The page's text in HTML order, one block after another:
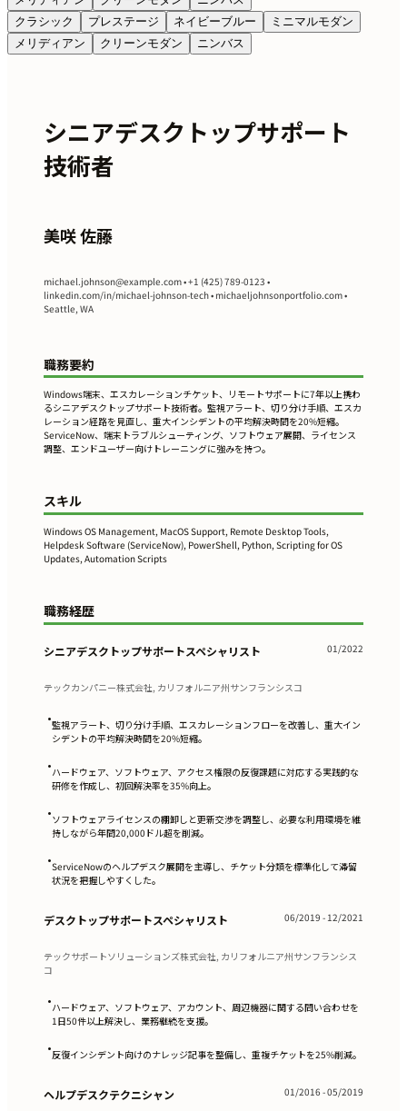
クラシック
プレステージ ネイビーブルー
ミニマルモダン
メリディアン
クリーンモダン ニンバス
シニアデスクトップサポート
技術者
美咲 佐藤
michael.johnson@example.com• +1 (425) 789-0123 •
linkedin.com/in/michael-johnson-tech • michaeljohnsonportfolio.com •
Seattle, WA
職務要約
Windows端末、エスカレーションチケット、リモートサポートに7年以上携わ
るシニアデスクトップサポート技術者。監視アラート、切り分け手順、エスカ
レーション経路を見直し、重大インシデントの平均解決時間を20%短縮。
ServiceNow、端末トラブルシューティング、ソフトウェア展開、ライセンス
調整、エンドユーザー向けトレーニングに強みを持つ。
スキル
Windows OS Management, MacOS Support, Remote Desktop Tools,
Helpdesk Software (ServiceNow), PowerShell, Python, Scripting for OS
Updates, Automation Scripts
職務経歴
シニアデスクトップサポートスペシャリスト 01/2022
テックカンパニー株式会社, カリフォルニア州サンフランシスコ
•監視アラート、切り分け手順、エスカレーションフローを改善し、重大イン
シデントの平均解決時間を20%短縮。
•ハードウェア、ソフトウェア、アクセス権限の反復課題に対応する実践的な
研修を作成し、初回解決率を35%向上。
•ソフトウェアライセンスの棚卸しと更新交渉を調整し、必要な利用環境を維
持しながら年間20,000ドル超を削減。
•ServiceNowのヘルプデスク展開を主導し、チケット分類を標準化して滞留
状況を把握しやすくした。
デスクトップサポートスペシャリスト 06/2019 - 12/2021
テックサポートソリューションズ株式会社, カリフォルニア州サンフランシス
コ
•ハードウェア、ソフトウェア、アカウント、周辺機器に関する問い合わせを
1日50件以上解決し、業務継続を支援。
•反復インシデント向けのナレッジ記事を整備し、重複チケットを25%削減。
ヘルプデスクテクニシャン 01/2016 - 05/2019